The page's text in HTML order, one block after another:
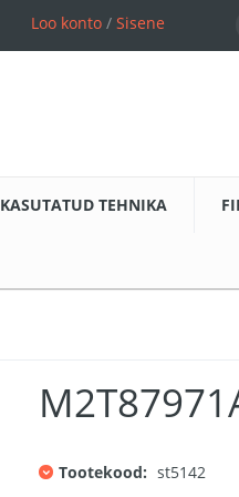
Loo konto/ Sisene
KASUTATUD TEHNIKA
Tootekood: st5142